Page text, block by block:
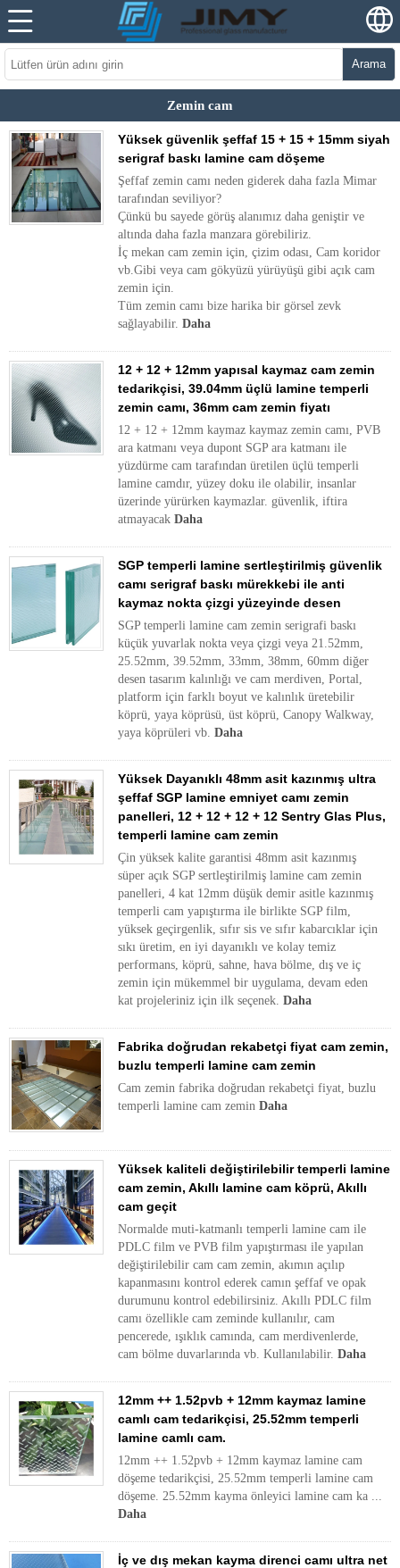
Arama
Zemin cam
Yüksek güvenlik şeffaf 15 + 15 + 15mm siyah
serigraf baskı lamine cam döşeme
Şeffaf zemin camı neden giderek daha fazla Mimar
tarafından seviliyor?
Çünkü bu sayede görüş alanımız daha geniştir ve
altında daha fazla manzara görebiliriz.
İç mekan cam zemin için, çizim odası, Cam koridor
vb.Gibi veya cam gökyüzü yürüyüşü gibi açık cam
zemin için.
Tüm zemin camı bize harika bir görsel zevk
sağlayabilir. Daha
12 + 12 + 12mm yapısal kaymaz cam zemin
tedarikçisi, 39.04mm üçlü lamine temperli
zemin camı, 36mm cam zemin fiyatı
12 + 12 + 12mm kaymaz kaymaz zemin camı, PVB
ara katmanı veya dupont SGP ara katmanı ile
yüzdürme cam tarafından üretilen üçlü temperli
lamine camdır, yüzey doku ile olabilir, insanlar
üzerinde yürürken kaymazlar. güvenlik, iftira
atmayacak Daha
SGP temperli lamine sertleştirilmiş güvenlik
camı serigraf baskı mürekkebi ile anti
kaymaz nokta çizgi yüzeyinde desen
SGP temperli lamine cam zemin serigrafi baskı
küçük yuvarlak nokta veya çizgi veya 21.52mm,
25.52mm, 39.52mm, 33mm, 38mm, 60mm diğer
desen tasarım kalınlığı ve cam merdiven, Portal,
platform için farklı boyut ve kalınlık üretebilir
köprü, yaya köprüsü, üst köprü, Canopy Walkway,
yaya köprüleri vb. Daha
Yüksek Dayanıklı 48mm asit kazınmış ultra
şeffaf SGP lamine emniyet camı zemin
panelleri, 12 + 12 + 12 + 12 Sentry Glas Plus,
temperli lamine cam zemin
Çin yüksek kalite garantisi 48mm asit kazınmış
süper açık SGP sertleştirilmiş lamine cam zemin
panelleri, 4 kat 12mm düşük demir asitle kazınmış
temperli cam yapıştırma ile birlikte SGP film,
yüksek geçirgenlik, sıfır sis ve sıfır kabarcıklar için
sıkı üretim, en iyi dayanıklı ve kolay temiz
performans, köprü, sahne, hava bölme, dış ve iç
zemin için mükemmel bir uygulama, devam eden
kat projeleriniz için ilk seçenek. Daha
Fabrika doğrudan rekabetçi fiyat cam zemin,
buzlu temperli lamine cam zemin
Cam zemin fabrika doğrudan rekabetçi fiyat, buzlu
temperli lamine cam zemin Daha
Yüksek kaliteli değiştirilebilir temperli lamine
cam zemin, Akıllı lamine cam köprü, Akıllı
cam geçit
Normalde muti-katmanlı temperli lamine cam ile
PDLC film ve PVB film yapıştırması ile yapılan
değiştirilebilir cam cam zemin, akımın açılıp
kapanmasını kontrol ederek camın şeffaf ve opak
durumunu kontrol edebilirsiniz. Akıllı PDLC film
camı özellikle cam zeminde kullanılır, cam
pencerede, ışıklık camında, cam merdivenlerde,
cam bölme duvarlarında vb. Kullanılabilir. Daha
12mm ++ 1.52pvb + 12mm kaymaz lamine
camlı cam tedarikçisi, 25.52mm temperli
lamine camlı cam.
12mm ++ 1.52pvb + 12mm kaymaz lamine cam
döşeme tedarikçisi, 25.52mm temperli lamine cam
döşeme. 25.52mm kayma önleyici lamine cam ka ...
Daha
İç ve dış mekan kayma direnci camı ultra net